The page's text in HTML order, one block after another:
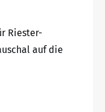
Riester-
auf die